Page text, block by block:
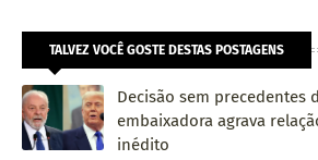
TALVEZ VOCÊ GOSTE DESTAS POSTAGENS
Decisão sem precedentes
embaixadora agrava
inédito